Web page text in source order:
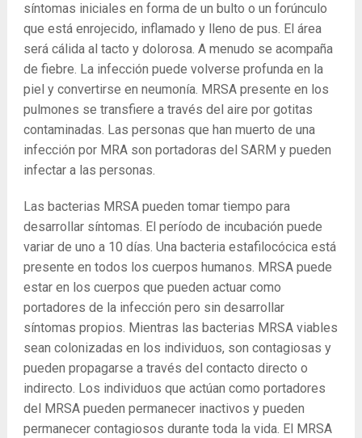
síntomas iniciales en forma de un bulto o un forúnculo
que está enrojecido, inflamado y lleno de pus. El área
será cálida al tacto y dolorosa. A menudo se acompaña
de fiebre. La infección puede volverse profunda en la
piel y convertirse en neumonía. MRSA presente en los
pulmones se transfiere a través del aire por gotitas
contaminadas. Las personas que han muerto de una
infección por MRA son portadoras del SARM y pueden
infectar a las personas.
Las bacterias MRSA pueden tomar tiempo para
desarrollar síntomas. El período de incubación puede
variar de uno a 10 días. Una bacteria estafilocócica está
presente en todos los cuerpos humanos. MRSA puede
estar en los cuerpos que pueden actuar como
portadores de la infección pero sin desarrollar
síntomas propios. Mientras las bacterias MRSA viables
sean colonizadas en los individuos, son contagiosas y
pueden propagarse a través del contacto directo o
indirecto. Los individuos que actúan como portadores
del MRSA pueden permanecer inactivos y pueden
permanecer contagiosos durante toda la vida. El MRSA